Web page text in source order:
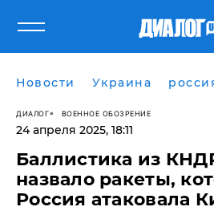
Новости Украина
ДИАЛОГ ВОЕННОЕ ОБОЗРЕНИЕ
24 апреля 2025, 18:11
Баллистика из
назвало ракеты,
Россия атаковала